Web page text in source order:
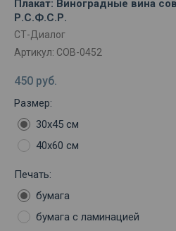
Плакат: Виноградные вина
Р.С.Ф.С.Р.
СТ-Диалог
Артикул: СОВ-0452
450 руб.
Размер:
30х45 см
40х60 см
Печать:
бумага
бумага с ламинацией